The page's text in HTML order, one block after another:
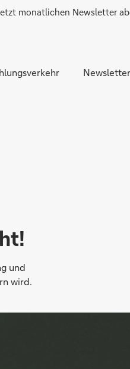
monatlichen Newsletter
Newsletter
und
wird.